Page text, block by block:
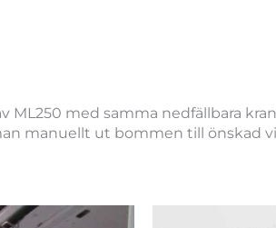
ML250 med samma nedfällbara
manuellt ut bommen till önskad